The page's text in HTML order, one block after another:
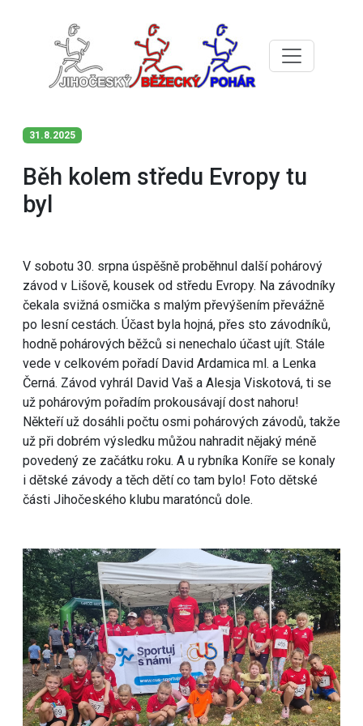
31.8.2025
Běh kolem středu Evropy tu
byl
V sobotu 30. srpna úspěšně proběhnul další pohárový
závod v Lišově, kousek od středu Evropy. Na závodníky
čekala svižná osmička s malým převýšením převážně
po lesní cestách. Účast byla hojná, přes sto závodníků,
hodně pohárových běžců si nenechalo účast ujít. Stále
vede v celkovém pořadí David Ardamica ml. a Lenka
Černá. Závod vyhrál David Vaš a Alesja Viskotová, ti se
už pohárovým pořadím prokousávají dost nahoru!
Někteří už dosáhli počtu osmi pohárových závodů, takže
už při dobrém výsledku můžou nahradit nějaký méně
povedený ze začátku roku. A u rybníka Koníře se konaly
i dětské závody a těch dětí co tam bylo! Foto dětské
části Jihočeského klubu maratónců dole.